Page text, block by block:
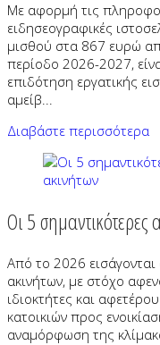
Με αφορμή τις
ειδησεογραφικές
μισθού στα 867 ευρώ
περίοδο 2026-2027,
επιδότηση εργατικής
αμείβ...
Διαβάστε περισσότερα
Οι 5 σημαντικότερες
Από το 2026
ακινήτων, με στόχο
ιδιοκτήτες και
κατοικιών προς
αναμόρφωση της